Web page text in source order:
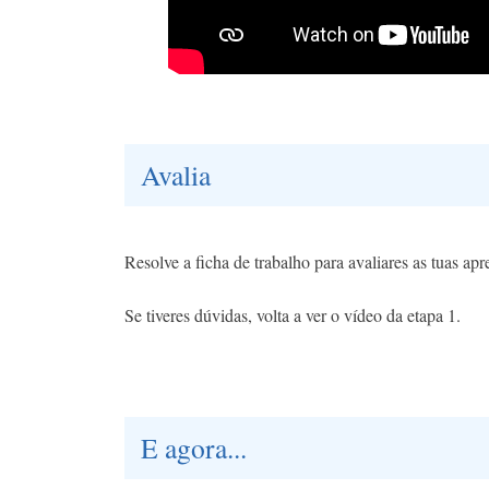
Avalia
Resolve a ficha de trabalho para avaliares as tuas
Se tiveres dúvidas, volta a ver o vídeo da etapa 1.
E agora...